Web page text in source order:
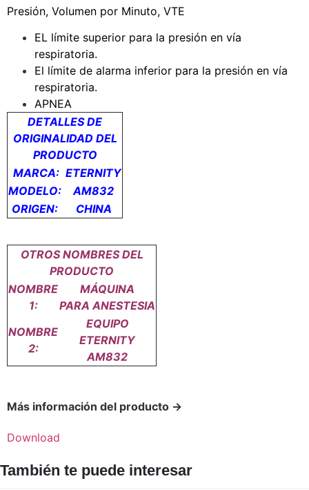
Presión, Volumen por Minuto, VTE
EL límite superior para la presión en vía
respiratoria.
El límite de alarma inferior para la presión en vía
respiratoria.
APNEA
DETALLES DE
ORIGINALIDAD DEL
PRODUCTO
MARCA: ETERNITY
MODELO:
AM832
ORIGEN:
CHINA
OTROS NOMBRES DEL
PRODUCTO
NOMBRE
1:
MÁQUINA
PARAANESTESIA
NOMBRE
2:
EQUIPO
ETERNITY
AM832
Más información del producto →
Download
También te puede interesar